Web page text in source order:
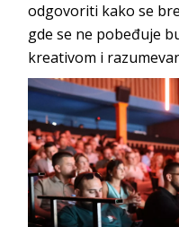
odgovoriti kako se
gde se ne pobeđuje
kreativom i